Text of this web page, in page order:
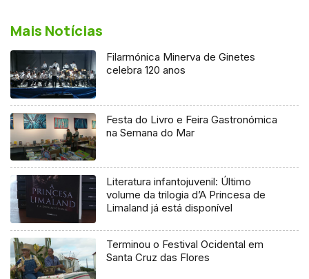
Mais Notícias
Filarmónica Minerva de Ginetes
celebra 120 anos
Festa do Livro e Feira Gastronómica
na Semana do Mar
Literatura infantojuvenil: Último
volume da trilogia d’A Princesa de
Limaland já está disponível
Terminou o Festival Ocidental em
Santa Cruz das Flores